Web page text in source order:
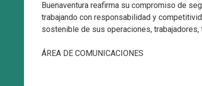
Buenaventura reafirma su compromiso de
trabajando con responsabilidad y
sostenible de sus operaciones,
ÁREA DE COMUNICACIONES